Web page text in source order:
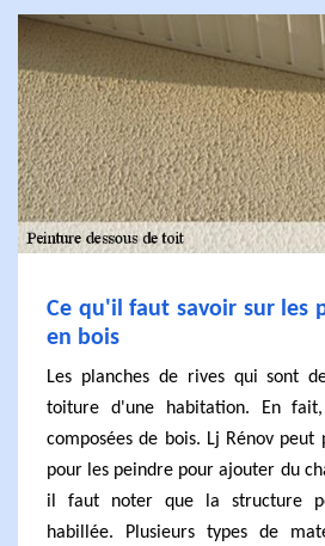
Ce qu'il faut savoir sur les
en bois
Les planches de rives qui sont
toiture d'une habitation. En
composées de bois. Lj Rénov peut
pour les peindre pour ajouter du
il faut noter que la structure
habillée. Plusieurs types de